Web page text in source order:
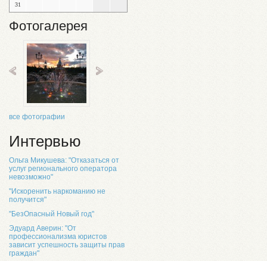
31
Фотогалерея
все фотографии
Интервью
Ольга Микушева: "Отказаться от
услуг регионального оператора
невозможно"
"Искоренить наркоманию не
получится"
"БезОпасный Новый год"
Эдуард Аверин: "От
профессионализма юристов
зависит успешность защиты прав
граждан"